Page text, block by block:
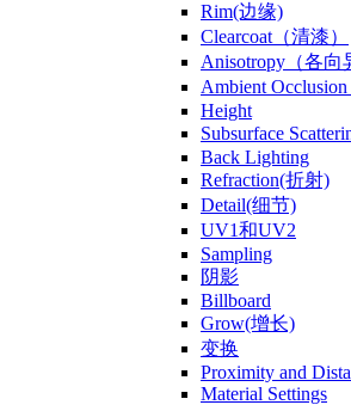
Rim(边缘)
Clearcoat（清漆）
Anisotropy（各向
Ambient
Height
Subsurface
Back Lighting
Refraction(折射)
Detail(细节)
UV1和UV2
Sampling
阴影
Billboard
Grow(增长)
变换
Proximity and
Material Settings